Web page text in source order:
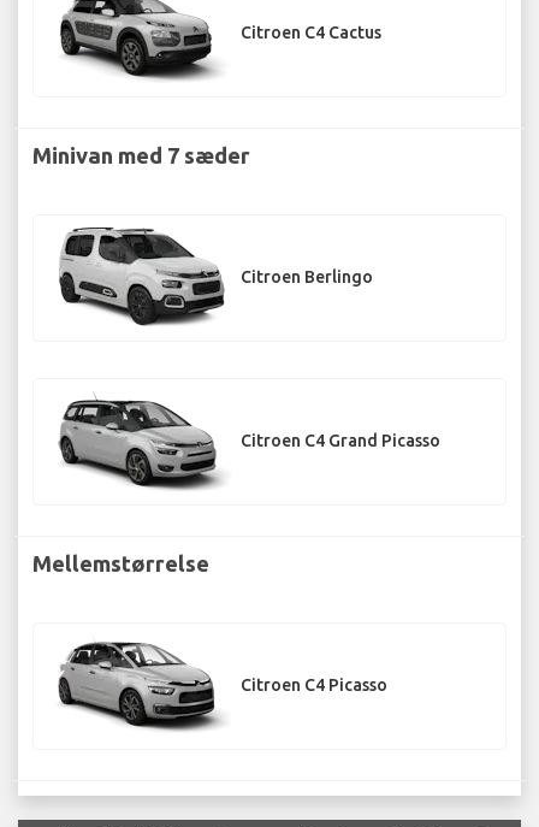
Citroen C4 Cactus
Minivan med 7 sæder
Citroen Berlingo
Citroen C4 Grand Picasso
Mellemstørrelse
Citroen C4 Picasso